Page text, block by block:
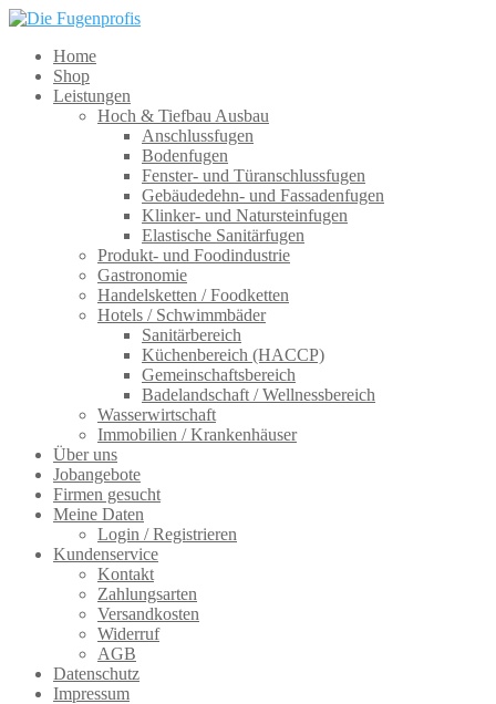
Home
Shop
Leistungen
Hoch & Tiefbau Ausbau
Anschlussfugen
Bodenfugen
Fenster- und Türanschlussfugen
Gebäudedehn- und Fassadenfugen
Klinker- und Natursteinfugen
Elastische Sanitärfugen
Produkt- und Foodindustrie
Gastronomie
Handelsketten / Foodketten
Hotels / Schwimmbäder
Sanitärbereich
Küchenbereich (HACCP)
Gemeinschaftsbereich
Badelandschaft / Wellnessbereich
Wasserwirtschaft
Immobilien / Krankenhäuser
Über uns
Jobangebote
Firmen gesucht
Meine Daten
Login / Registrieren
Kundenservice
Kontakt
Zahlungsarten
Versandkosten
Widerruf
AGB
Datenschutz
Impressum